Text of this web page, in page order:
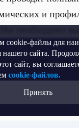
cookie-файлы для
нашего сайта.
сайт, вы
cookie-файлов.
Принять
и
необходимо
Алексей
● ТОМСКАЯ ОБЛАСТЬ